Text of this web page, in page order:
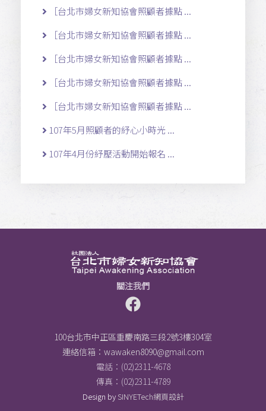
［台北市婦女新知協會照顧者據點 ...
［台北市婦女新知協會照顧者據點 ...
［台北市婦女新知協會照顧者據點 ...
［台北市婦女新知協會照顧者據點 ...
［台北市婦女新知協會照顧者據點 ...
107年5月照顧者的紓心小時光 ...
107年4月份紓壓活動開始報名 ...
關注我們
100台北市中正區重慶南路三段2號3樓304室
連絡信箱： wawaken8090@gmail.com
電話：(02)2311-4678
傳真：(02)2311-4789
Design by SINYETech網頁設計